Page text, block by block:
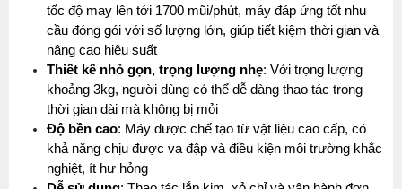
tốc độ may lên tới 1700 mũi/phút, máy đáp ứng tốt nhu
cầu đóng gói với số lượng lớn, giúp tiết kiệm thời gian và
nâng cao hiệu suất
Thiết kế nhỏ gọn, trọng lượng nhẹ: Với trọng lượng
khoảng 3kg, người dùng có thể dễ dàng thao tác trong
thời gian dài mà không bị mỏi
Độ bền cao: Máy được chế tạo từ vật liệu cao cấp, có
khả năng chịu được va đập và điều kiện môi trường khắc
nghiệt, ít hư hỏng